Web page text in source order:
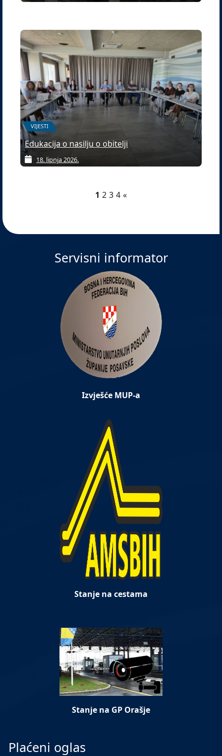
VIJESTI
Edukacija o nasilju o obitelji
18. lipnja 2026.
1 2 3 4 «
Servisni informator
Izvješće MUP-a
Stanje na cestama
Stanje na GP Orašje
Plaćeni oglas